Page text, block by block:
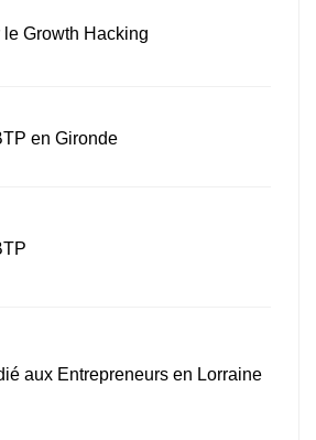
le Growth Hacking
en Gironde
aux Entrepreneurs en Lorraine